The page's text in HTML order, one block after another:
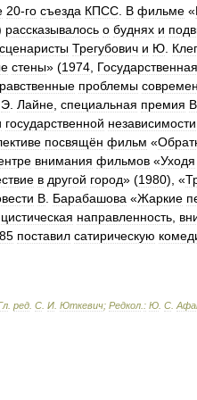
20-го съезда КПСС В фильме «
рассказывалось о буднях и
сценаристы Трегубович и Ю
стены» (1974 Государственная
проблемы
Э Лайне специальная премия
государственной независимости
посвящён фильм «
внимания фильмов «Уходя
в другой город» (1980), «
В Барабашова «Жаркие
направленность
поставил сатирическую
ред С И Юткевич; Редкол : Ю С